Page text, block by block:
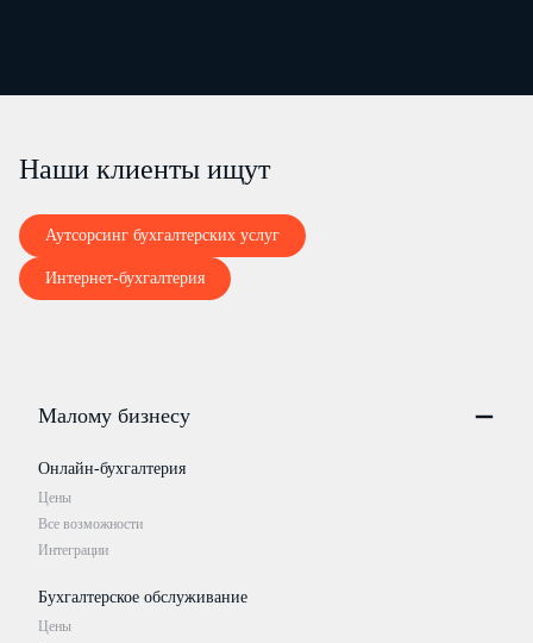
Наши клиенты ищут
Аутсорсинг бухгалтерских услуг
Интернет-бухгалтерия
Малому бизнесу
Онлайн-бухгалтерия
Цены
Все возможности
Интеграции
Бухгалтерское обслуживание
Цены